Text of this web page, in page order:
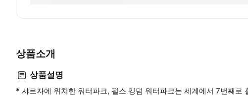
상품소개
상품설명
* 샤르자에 위치한 워터파크, 펄스 킹덤 워터파크는 세계에서 7번째로